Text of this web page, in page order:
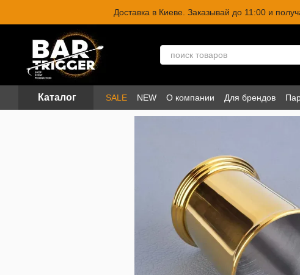
Перейти к основному контентуДоставка в Киеве. Заказывай до 11:00 и
Каталог SALE NEW О компании Для брендов